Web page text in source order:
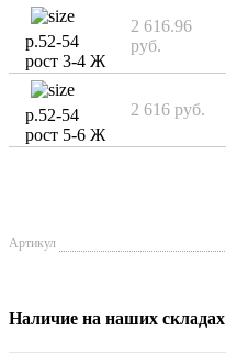
р.52-54
рост 3-4 Ж
2 616.96
руб.
р.52-54
рост 5-6 Ж
2 616 руб.
Артикул
Наличие на наших складах